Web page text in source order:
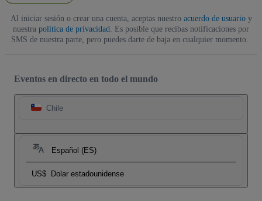
Al iniciar sesión o crear una cuenta, aceptas nuestro acuerdo de usuarioy
nuestra política de privacidad. Es posible que recibas notificaciones por
SMS de nuestra parte, pero puedes darte de baja en cualquier momento.
Eventos en directo en todo el mundo
Chile
Español (ES)
US$ Dolar estadounidense